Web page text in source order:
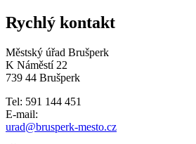
Rychlý kontakt
Městský úřad Brušperk
K Náměstí 22
739 44 Brušperk
Tel: 591 144 451
E-mail:
urad@brusperk-mesto.cz